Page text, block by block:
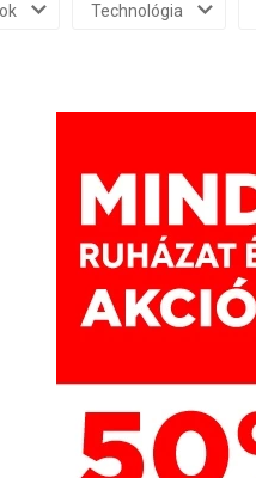
Technológia